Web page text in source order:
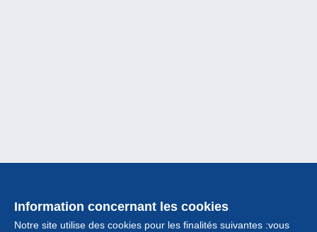
Information concernant les cookies
Notre site utilise des cookies pour les finalités suivantes :vous